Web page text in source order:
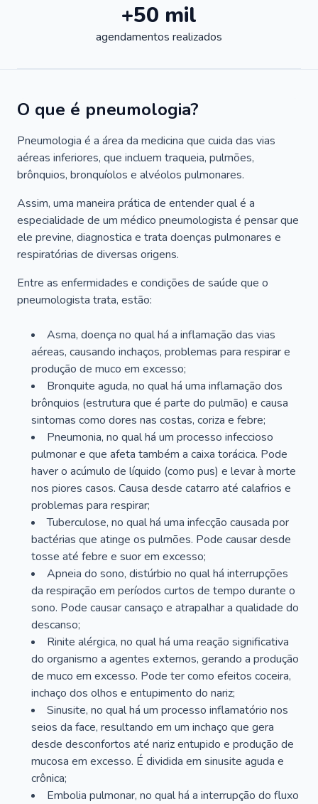
+50 mil
agendamentos realizados
O que é pneumologia?
Pneumologia é a área da medicina que cuida das vias
aéreas inferiores, que incluem traqueia, pulmões,
brônquios, bronquíolos e alvéolos pulmonares.
Assim, uma maneira prática de entender qual é a
especialidade de um médico pneumologista é pensar que
ele previne, diagnostica e trata doenças pulmonares e
respiratórias de diversas origens.
Entre as enfermidades e condições de saúde que o
pneumologista trata, estão:
Asma, doença no qual há a inflamação das vias
aéreas, causando inchaços, problemas para respirar e
produção de muco em excesso;
Bronquite aguda, no qual há uma inflamação dos
brônquios (estrutura que é parte do pulmão) e causa
sintomas como dores nas costas, coriza e febre;
Pneumonia, no qual há um processo infeccioso
pulmonar e que afeta também a caixa torácica. Pode
haver o acúmulo de líquido (como pus) e levar à morte
nos piores casos. Causa desde catarro até calafrios e
problemas para respirar;
Tuberculose, no qual há uma infecção causada por
bactérias que atinge os pulmões. Pode causar desde
tosse até febre e suor em excesso;
Apneia do sono, distúrbio no qual há interrupções
da respiração em períodos curtos de tempo durante o
sono. Pode causar cansaço e atrapalhar a qualidade do
descanso;
Rinite alérgica, no qual há uma reação significativa
do organismo a agentes externos, gerando a produção
de muco em excesso. Pode ter como efeitos coceira,
inchaço dos olhos e entupimento do nariz;
Sinusite, no qual há um processo inflamatório nos
seios da face, resultando em um inchaço que gera
desde desconfortos até nariz entupido e produção de
mucosa em excesso. É dividida em sinusite aguda e
crônica;
Embolia pulmonar, no qual há a interrupção do fluxo